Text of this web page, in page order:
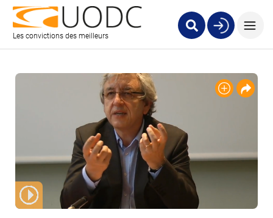
Les convictions des meilleurs